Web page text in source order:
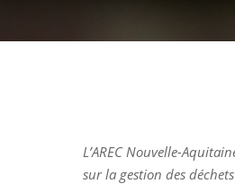
L’AREC Nouvelle-
sur la gestion des